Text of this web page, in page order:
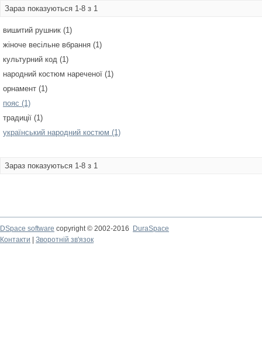
Зараз показуються 1-8 з 1
вишитий рушник (1)
жіноче весільне вбрання (1)
культурний код (1)
народний костюм нареченої (1)
орнамент (1)
пояс (1)
традиції (1)
український народний костюм (1)
Зараз показуються 1-8 з 1
DSpace software copyright © 2002-2016
DuraSpace
Контакти
Зворотній зв'язок